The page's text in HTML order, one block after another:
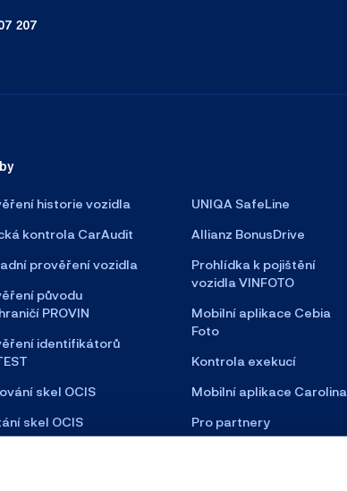
207
historie vozidla
kontrola CarAudit
prověření vozidla
původu
PROVIN
identifikátorů
skel OCIS
skel OCIS
UNIQA SafeLine
Allianz BonusDrive
Prohlídka k pojištění
vozidla VINFOTO
Mobilní aplikace Cebia
Foto
Kontrola exekucí
Mobilní aplikace Carolina
Pro partnery